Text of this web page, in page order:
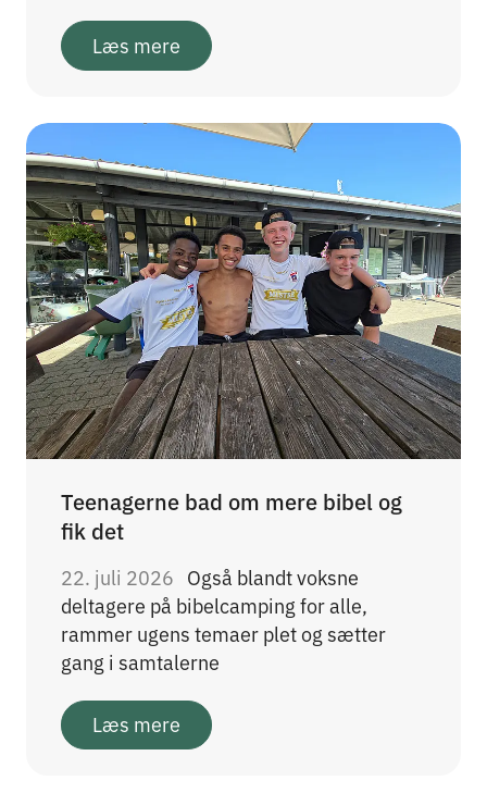
Læs mere
Teenagerne bad om mere bibel og
fik det
22. juli 2026 Også blandt voksne
deltagere på bibelcamping for alle,
rammer ugens temaer plet og sætter
gang i samtalerne
Læs mere